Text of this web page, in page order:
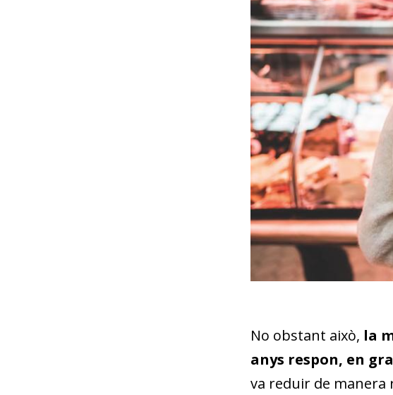
No obstant això, la
anys respon, en
va reduir de manera